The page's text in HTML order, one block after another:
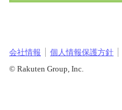
会社情報 個人情報保護方針
© Rakuten Group, Inc.